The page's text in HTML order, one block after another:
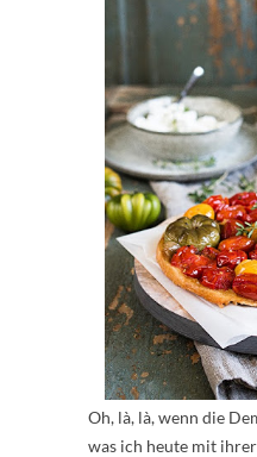
Oh, là, là, wenn die
was ich heute mit